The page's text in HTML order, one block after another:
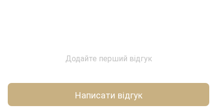
Додайте перший відгук
Написати відгук